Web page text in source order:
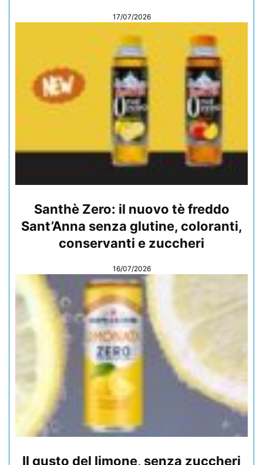
17/07/2026
Santhè Zero: il nuovo tè freddo
Sant’Anna senza glutine, coloranti,
conservanti e zuccheri
16/07/2026
Il gusto del limone, senza zuccheri